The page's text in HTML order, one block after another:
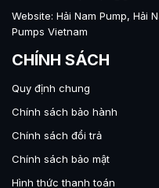
Website: Hải Nam Pump, Hải
Pumps Vietnam
CHÍNH SÁCH
Quy định chung
Chính sách bảo hành
Chính sách đổi trả
Chính sách bảo mật
Hình thức thanh toán